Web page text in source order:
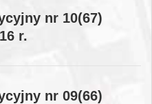
nr 10(67)
r.
nr 09(66)